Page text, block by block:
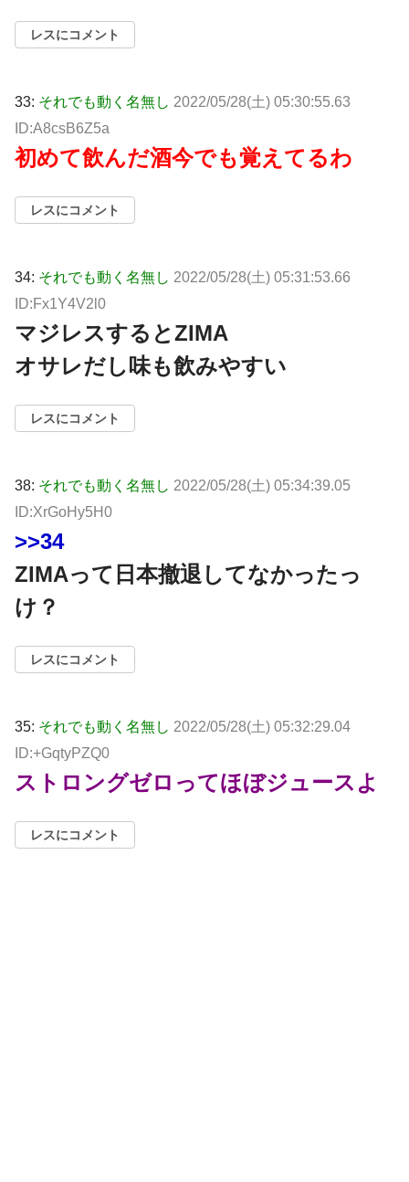
レスにコメント
33: それでも動く名無し 2022/05/28(土) 05:30:55.63
ID:A8csB6Z5a
初めて飲んだ酒今でも覚えてるわ
レスにコメント
34: それでも動く名無し 2022/05/28(土) 05:31:53.66
ID:Fx1Y4V2l0
マジレスするとZIMA
オサレだし味も飲みやすい
レスにコメント
38: それでも動く名無し 2022/05/28(土) 05:34:39.05
ID:XrGoHy5H0
>>34
ZIMAって日本撤退してなかったっ
け？
レスにコメント
35: それでも動く名無し 2022/05/28(土) 05:32:29.04
ID:+GqtyPZQ0
ストロングゼロってほぼジュースよ
レスにコメント